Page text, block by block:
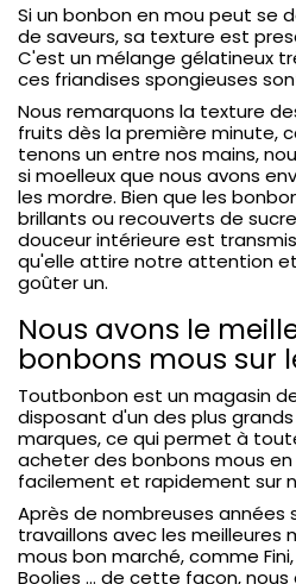
Si un bonbon en mou peut se
de saveurs, sa texture est
C'est un mélange gélatineux
ces friandises spongieuses
Nous remarquons la texture
fruits dès la première minute,
tenons un entre nos mains,
si moelleux que nous avons
les mordre. Bien que les
brillants ou recouverts de
douceur intérieure est
qu'elle attire notre attention
goûter un.
Nous avons le
bonbons mous sur
Toutbonbon est un magasin
disposant d'un des plus
marques, ce qui permet à
acheter des bonbons mous
facilement et rapidement sur
Après de nombreuses années
travaillons avec les meilleures
mous bon marché, comme Fini,
Boolies ... de cette façon,